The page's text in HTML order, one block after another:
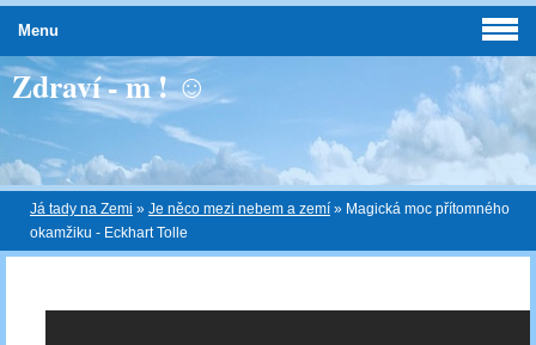
Zdraví - m ! ☺
Já tady na Zemi » Je něco mezi nebem a zemí » Magická moc přítomného
okamžiku - Eckhart Tolle
Menu